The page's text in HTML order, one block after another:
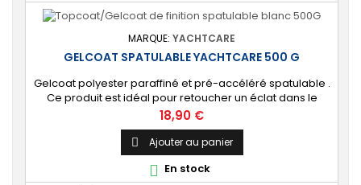
MARQUE: YACHTCARE
GELCOAT SPATULABLE YACHTCARE 500 G
Gelcoat polyester paraffiné et pré-accéléré spatulable .
Ce produit est idéal pour retoucher un éclat dans le
gelcoat. Coloris : Blanc (Peut-être teinté avec une pâte
colorante). 🔝 [Finition de qualité] Fournit une couche
extérieure lisse, brillante et uniforme qui protège
durablement la surface visible de votre stratification
polyester. ⚙️ [Facile à...
Prix
18,90 €
 Ajouter au panier
 En stock